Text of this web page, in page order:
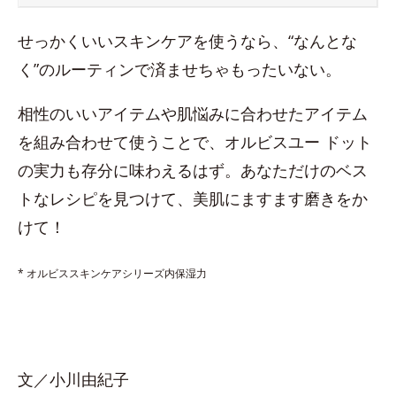
せっかくいいスキンケアを使うなら、“なんとな
く”のルーティンで済ませちゃもったいない。
相性のいいアイテムや肌悩みに合わせたアイテム
を組み合わせて使うことで、オルビスユー ドット
の実力も存分に味わえるはず。あなただけのベス
トなレシピを見つけて、美肌にますます磨きをか
けて！
* オルビススキンケアシリーズ内保湿力
文／小川由紀子